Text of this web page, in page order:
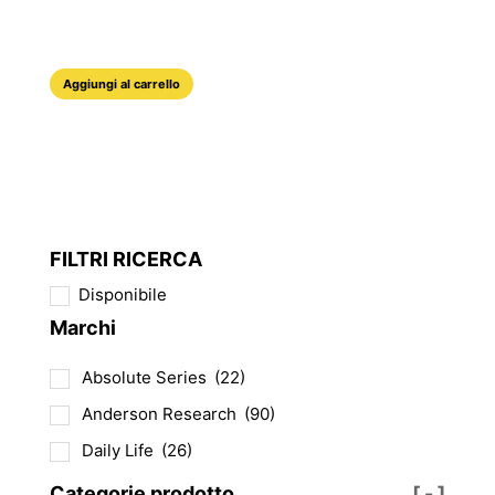
Aggiungi al carrello
FILTRI RICERCA
Disponibile
Marchi
Absolute Series (22)
Anderson Research (90)
Daily Life (26)